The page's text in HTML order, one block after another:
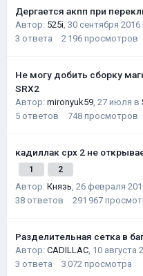
Дергается акпп при
Автор: 525i, 30 сентября 2016
3 ответа 2 196 просмотров
Не могу добить сборку
SRX2
Автор: mironyuk59, 27 июля в
5 ответов 748 просмотров
кадиллак срх 2 не
1 2
Автор: Князь, 26 февраля
38 ответов 291 967
Разделительная сетка в
Автор: CADILLAC, 10 августа
3 ответа 3 072 просмотра